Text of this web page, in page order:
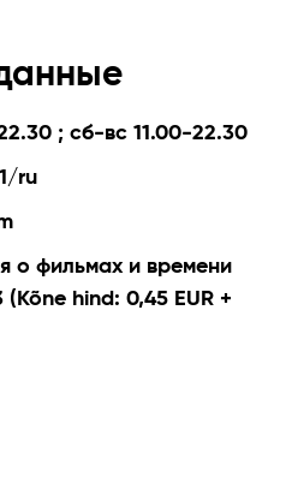
; сб-вс 11.00-22.30
ru
о фильмах и времени
(Kõne hind: 0,45 EUR +